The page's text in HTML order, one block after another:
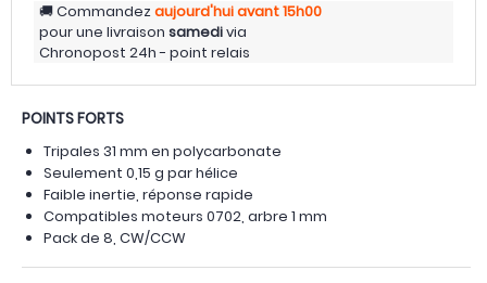
Commandezaujourd'huiavant 15h00
pour une livraison samedivia
Chronopost 24h - point relais
POINTS FORTS
Tripales 31 mm en polycarbonate
Seulement 0,15 g par hélice
Faible inertie, réponse rapide
Compatibles moteurs 0702, arbre 1 mm
Pack de 8, CW/CCW